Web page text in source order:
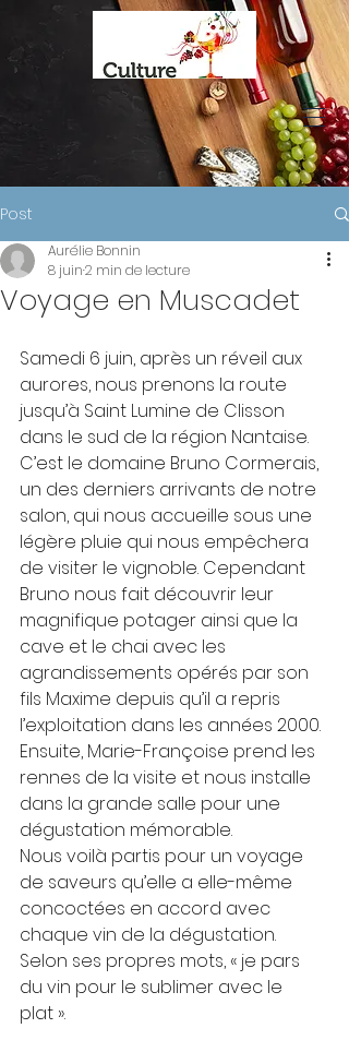
Post
Voyage en Muscadet
Aurélie Bonnin
8 juin2 min de lecture
Samedi 6 juin, après un réveil aux
aurores, nous prenons la route
jusqu’à Saint Lumine de Clisson
dans le sud de la région Nantaise.
C’est le domaine Bruno Cormerais,
un des derniers arrivants de notre
salon, qui nous accueille sous une
légère pluie qui nous empêchera
de visiter le vignoble. Cependant
Bruno nous fait découvrir leur
magnifique potager ainsi que la
cave et le chai avec les
agrandissements opérés par son
fils Maxime depuis qu’il a repris
l’exploitation dans les années 2000.
Ensuite, Marie-Françoise prend les
rennes de la visite et nous installe
dans la grande salle pour une
dégustation mémorable.
Nous voilà partis pour un voyage
de saveurs qu’elle a elle-même
concoctées en accord avec
chaque vin de la dégustation.
Selon ses propres mots, « je pars
du vin pour le sublimer avec le
plat ».